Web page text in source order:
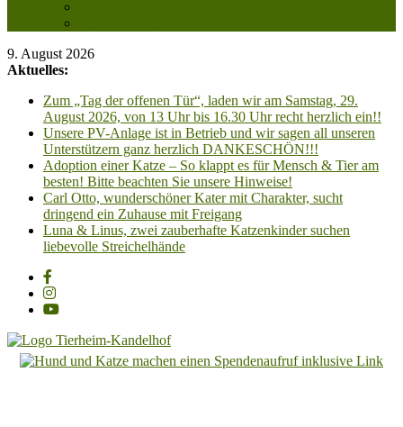
9. August 2026
Aktuelles:
Zum „Tag der offenen Tür“, laden wir am Samstag, 29.
August 2026, von 13 Uhr bis 16.30 Uhr recht herzlich ein!!
Unsere PV-Anlage ist in Betrieb und wir sagen all unseren
Unterstützern ganz herzlich DANKESCHÖN!!!
Adoption einer Katze – So klappt es für Mensch & Tier am
besten! Bitte beachten Sie unsere Hinweise!
Carl Otto, wunderschöner Kater mit Charakter, sucht
dringend ein Zuhause mit Freigang
Luna & Linus, zwei zauberhafte Katzenkinder suchen
liebevolle Streichelhände
Tierheim